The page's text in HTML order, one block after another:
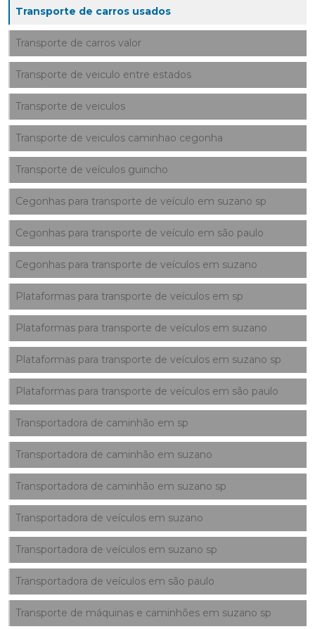
Transporte de carros usados
Transporte de carros valor
Transporte de veiculo entre estados
Transporte de veiculos
Transporte de veiculos caminhao cegonha
Transporte de veículos guincho
Cegonhas para transporte de veículo em suzano sp
Cegonhas para transporte de veículo em são paulo
Cegonhas para transporte de veículos em suzano
Plataformas para transporte de veículos em sp
Plataformas para transporte de veículos em suzano
Plataformas para transporte de veículos em suzano sp
Plataformas para transporte de veículos em são paulo
Transportadora de caminhão em sp
Transportadora de caminhão em suzano
Transportadora de caminhão em suzano sp
Transportadora de veículos em suzano
Transportadora de veículos em suzano sp
Transportadora de veículos em são paulo
Transporte de máquinas e caminhões em suzano sp